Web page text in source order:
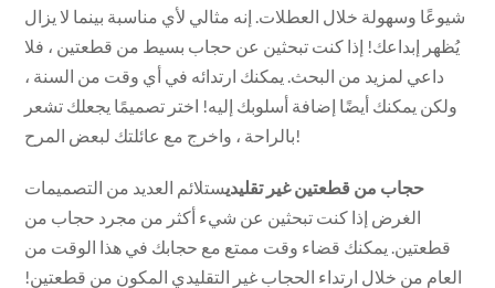
شيوعًا وسهولة خلال العطلات. إنه مثالي لأي مناسبة بينما لا يزال
يُظهر إبداعك! إذا كنت تبحثين عن حجاب بسيط من قطعتين ، فلا
داعي لمزيد من البحث. يمكنك ارتدائه في أي وقت من السنة ،
ولكن يمكنك أيضًا إضافة أسلوبك إليه! اختر تصميمًا يجعلك تشعر
بالراحة ، واخرج مع عائلتك لبعض المرح!
حجاب من قطعتين غير تقليديستلائم العديد من التصميمات
الغرض إذا كنت تبحثين عن شيء أكثر من مجرد حجاب من
قطعتين. يمكنك قضاء وقت ممتع مع حجابك في هذا الوقت من
العام من خلال ارتداء الحجاب غير التقليدي المكون من قطعتين!